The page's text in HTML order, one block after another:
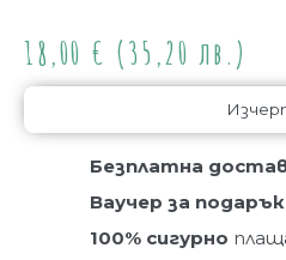
18,00 € (35,20 лв.)
Безплатна
Ваучер за подарък
100% сигурно